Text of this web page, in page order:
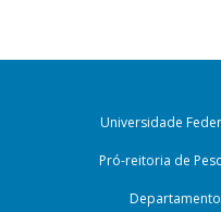
Universidade
Pró-reitoria de
Departamento